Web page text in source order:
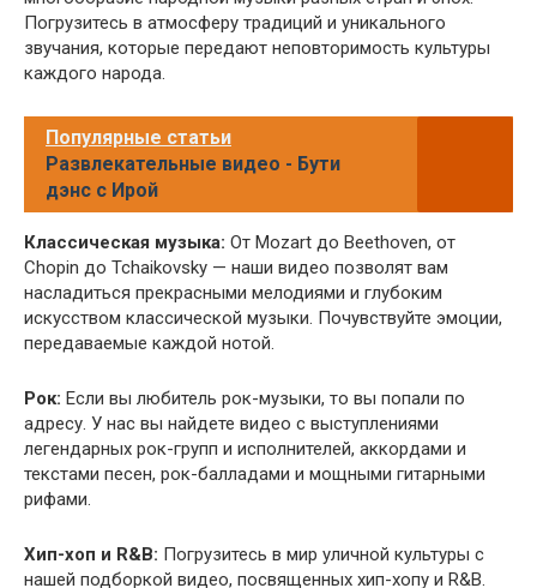
Погрузитесь в атмосферу традиций и уникального
звучания, которые передают неповторимость культуры
каждого народа.
Популярные статьи
Развлекательные видео - Бути
дэнс с Ирой
Классическая музыка: От Mozart до Beethoven, от
Chopin до Tchaikovsky — наши видео позволят вам
насладиться прекрасными мелодиями и глубоким
искусством классической музыки. Почувствуйте эмоции,
передаваемые каждой нотой.
Рок: Если вы любитель рок-музыки, то вы попали по
адресу. У нас вы найдете видео с выступлениями
легендарных рок-групп и исполнителей, аккордами и
текстами песен, рок-балладами и мощными гитарными
рифами.
Хип-хоп и R&B: Погрузитесь в мир уличной культуры с
нашей подборкой видео, посвященных хип-хопу и R&B.